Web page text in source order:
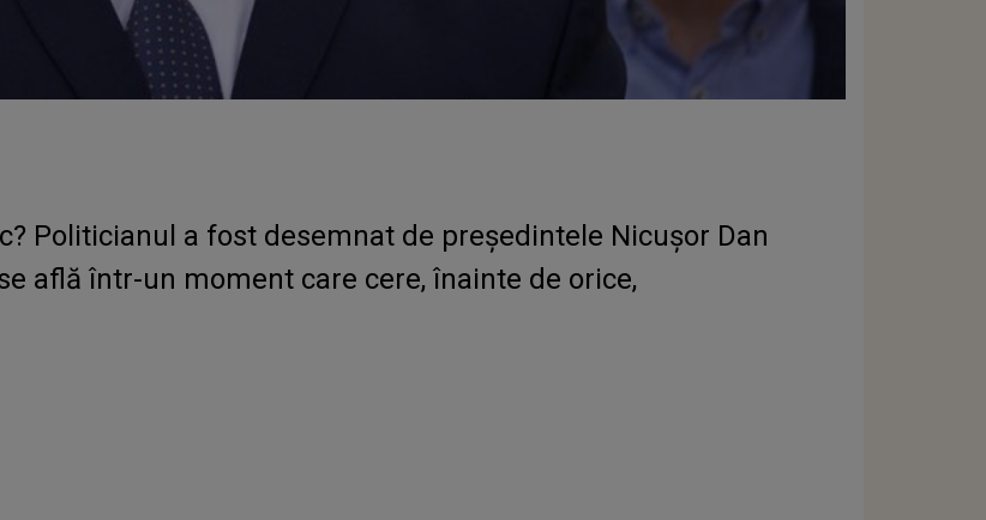
Politicianul a fost desemnat de președintele Nicușor Dan
află într-un moment care cere, înainte de orice,